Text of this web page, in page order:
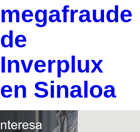
megafraude
de
Inverplux
en Sinaloa